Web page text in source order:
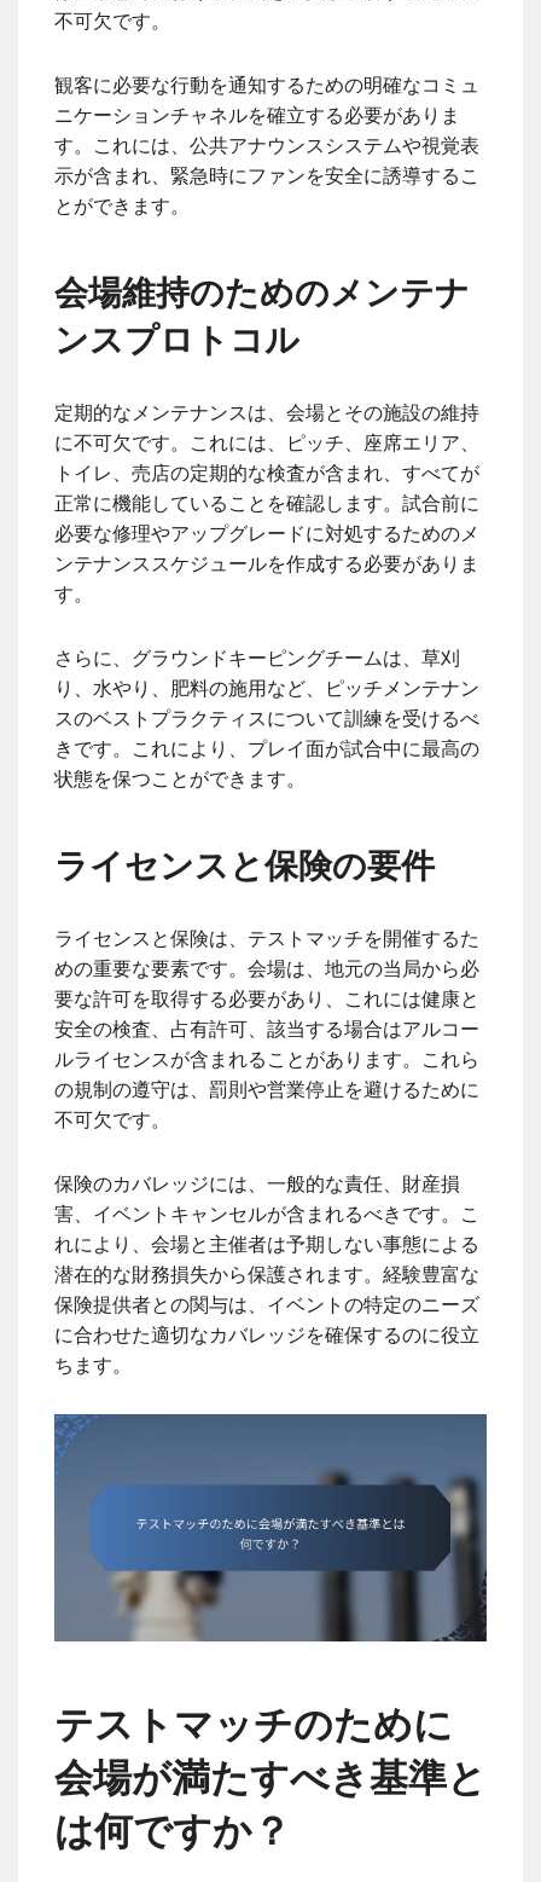
不可欠です。
観客に必要な行動を通知するための明確なコミュ
ニケーションチャネルを確立する必要がありま
す。これには、公共アナウンスシステムや視覚表
示が含まれ、緊急時にファンを安全に誘導するこ
とができます。
会場維持のためのメンテナ
ンスプロトコル
定期的なメンテナンスは、会場とその施設の維持
に不可欠です。これには、ピッチ、座席エリア、
トイレ、売店の定期的な検査が含まれ、すべてが
正常に機能していることを確認します。試合前に
必要な修理やアップグレードに対処するためのメ
ンテナンススケジュールを作成する必要がありま
す。
さらに、グラウンドキーピングチームは、草刈
り、水やり、肥料の施用など、ピッチメンテナン
スのベストプラクティスについて訓練を受けるべ
きです。これにより、プレイ面が試合中に最高の
状態を保つことができます。
ライセンスと保険の要件
ライセンスと保険は、テストマッチを開催するた
めの重要な要素です。会場は、地元の当局から必
要な許可を取得する必要があり、これには健康と
安全の検査、占有許可、該当する場合はアルコー
ルライセンスが含まれることがあります。これら
の規制の遵守は、罰則や営業停止を避けるために
不可欠です。
保険のカバレッジには、一般的な責任、財産損
害、イベントキャンセルが含まれるべきです。こ
れにより、会場と主催者は予期しない事態による
潜在的な財務損失から保護されます。経験豊富な
保険提供者との関与は、イベントの特定のニーズ
に合わせた適切なカバレッジを確保するのに役立
ちます。
テストマッチのために
会場が満たすべき基準と
は何ですか？